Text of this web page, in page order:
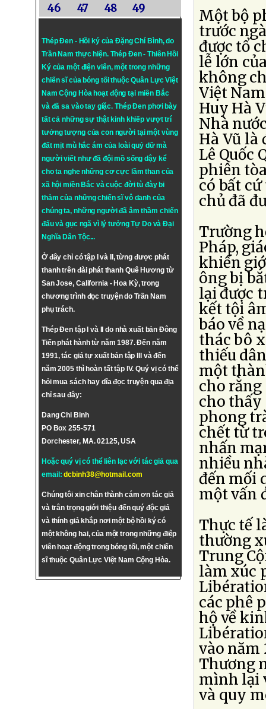
46
47 48 49
Thép Đen - Hồi ký của Đặng Chí Bình, do
Trần Nam thực hiện. Thép Đen- Thiên Hồi
Ký của một điện viên, một trong những
chiến sĩ của bóng tối thuộc Quân Lực Việt
Nam Cộng Hòa hoạt động tại miền Bắc
và đã sa vào tay giặc. Thép Đen phơi bày
tất cả những sự thật kinh khiếp vượt trí
tưởng tượng của con người tại một vùng
đất mịt mù hắc ám của loài quỷ dữ mà
người viết như đã đội mồ sống dậy kể
cho ta nghe những cơ cực lầm than của
xã hội miền Bắc và cuộc đời tù đày bi
thảm của những chiến sĩ vô danh của
chúng ta, những người đã âm thầm chiến
đấu và gục ngã vì lý tưởngTự DovàĐại
Nghĩa Dân Tộc...
Ở đây chỉ có tập I và II, từng được phát
thanh trên đài phát thanh Quê Hương từ
San Jose, California - Hoa Kỳ, trong
chương trình đọc truyện do Trần Nam
phụ trách.
Thép Đen tập I và II do nhà xuất bản Đông
Tiến phát hành từ năm 1987. Đến năm
1991, tác giả tự xuất bản tập III và đến
năm 2005 thì hoàn tất tập IV. Quý vị có thể
hỏi mua sách hay dĩa đọc truyện qua địa
chỉ sau đây:
Dang Chi Binh
PO Box 255-571
Dorchester, MA. 02125, USA
Hoặc quý vị có thể liên lạc với tác giả qua
email:dcbinh38@hotmail.com
Chúng tôi xin chân thành cám ơn tác giả
và trân trọng giới thiệu đến quý độc giả
và thính giả khắp nơi một bộ hồi ký có
một không hai, của một trong những điệp
viên hoạt động trong bóng tối, một chiến
sĩ thuộc Quân Lực Việt Nam Cộng Hòa.
Một bộ
trước
được tổ
lễ lớn
không
Việt
Huy Hà
Nhà
Hà Vũ là
Lê Quốc
phiên
có bất
chủ đã
Trường
Pháp,
khiến
ông bị
lại được
kết tội
báo về
thác bô
thiếu
một
cho
cho thấy
phong
chết từ
nhấn
nhiều
đến mối
một vấn
Thực tế
thường
Trung
làm xúc
các phê
hộ về
vào năm
Thương
mình lại
và quy